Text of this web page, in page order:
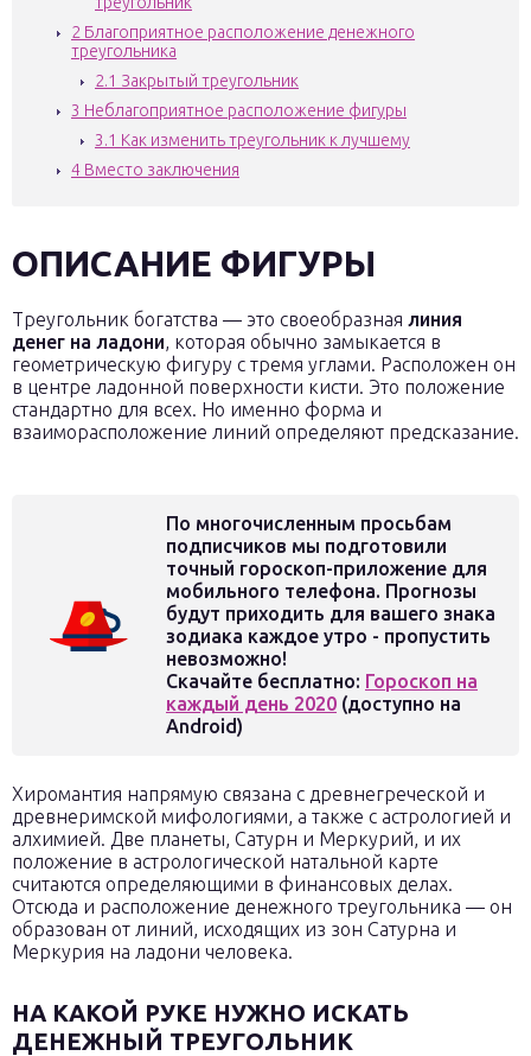
2 Благоприятное расположение денежного
треугольника
2.1 Закрытый треугольник
3 Неблагоприятное расположение фигуры
3.1 Как изменить треугольник к лучшему
4 Вместо заключения
ОПИСАНИЕ ФИГУРЫ
Треугольник богатства — это своеобразная линия
денег на ладони, которая обычно замыкается в
геометрическую фигуру с тремя углами. Расположен он
в центре ладонной поверхности кисти. Это положение
стандартно для всех. Но именно форма и
взаиморасположение линий определяют предсказание.
По многочисленным просьбам
подписчиков мы подготовили
точный гороскоп-приложение для
мобильного телефона. Прогнозы
будут приходить для вашего знака
зодиака каждое утро - пропустить
невозможно!
Скачайте бесплатно: Гороскоп на
каждый день 2020 (доступно на
Android)
Хиромантия напрямую связана с древнегреческой и
древнеримской мифологиями, а также с астрологией и
алхимией. Две планеты, Сатурн и Меркурий, и их
положение в астрологической натальной карте
считаются определяющими в финансовых делах.
Отсюда и расположение денежного треугольника — он
образован от линий, исходящих из зон Сатурна и
Меркурия на ладони человека.
НА КАКОЙ РУКЕ НУЖНО ИСКАТЬ
ДЕНЕЖНЫЙ ТРЕУГОЛЬНИК